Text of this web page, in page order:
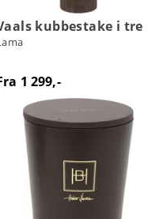
kubbestake i tre
1 299,-